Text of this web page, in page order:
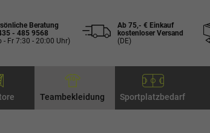
Beratung
- 485 9568
- Fr 7:30 - 20:00 Uhr)
Ab 75,- € Einkauf
kostenloser Versand
(DE)
Teambekleidung Sportplatzbedarf